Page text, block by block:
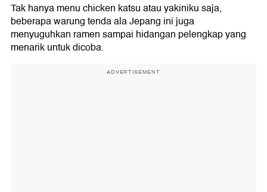
Tak hanya menu chicken katsu atau yakiniku saja,
beberapa warung tenda ala Jepang ini juga
menyuguhkan ramen sampai hidangan pelengkap yang
menarik untuk dicoba.
ADVERTISEMENT